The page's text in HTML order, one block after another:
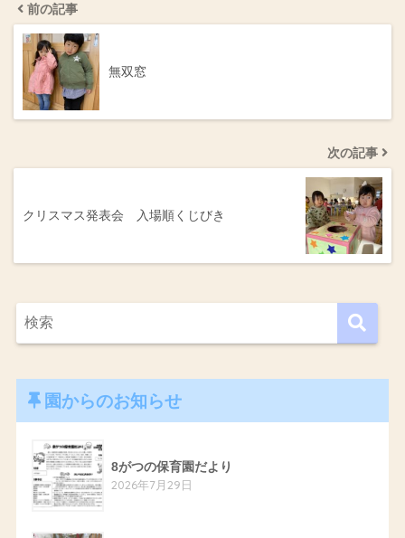
前の記事
無双窓
次の記事
クリスマス発表会 入場順くじびき
園からのお知らせ
8がつの保育園だより
2026年7月29日